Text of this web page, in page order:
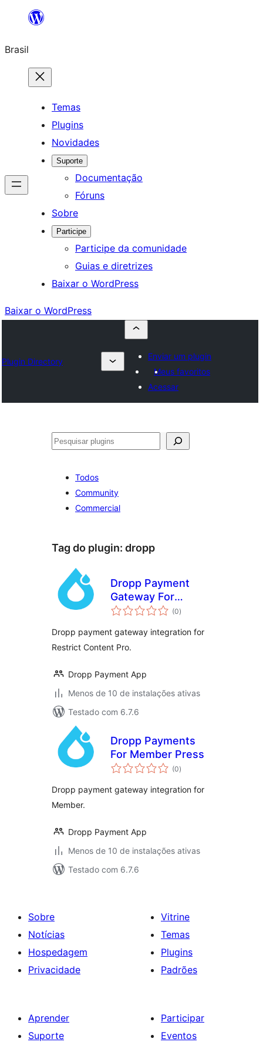
o
conteúdo
Brasil
Temas
Plugins
Novidades
Suporte
Documentação
Fóruns
Sobre
Participe
Participe da comunidade
Guias e diretrizes
Baixar o WordPress
Baixar o WordPress
Plugin Directory
Enviar um plugin
Meus favoritos
Acessar
Pesquisar
Todos
Community
Commercial
Tag do plugin: dropp
Dropp Payment
Gateway For
Restrict Content
(0total
de
)
Dropp payment gateway integration for
Restrict Content Pro.
Dropp Payment App
Menos de 10 de instalações ativas
Testado com 6.7.6
Dropp Payments
For Member Press
(0total
de
)
Dropp payment gateway integration for
Member.
Dropp Payment App
Menos de 10 de instalações ativas
Testado com 6.7.6
Sobre
Notícias
Hospedagem
Privacidade
Vitrine
Temas
Plugins
Padrões
Aprender
Suporte
Participar
Eventos